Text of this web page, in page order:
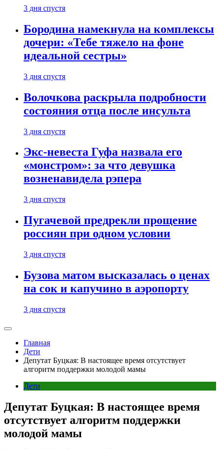
3 дня спустя
Бородина намекнула на комплексы
дочери: «Тебе тяжело на фоне
идеальной сестры»
3 дня спустя
Волочкова раскрыла подробности
состояния отца после инсульта
3 дня спустя
Экс-невеста Гуфа назвала его
«монстром»: за что девушка
возненавидела рэпера
3 дня спустя
Пугачевой предрекли прощение
россиян при одном условии
3 дня спустя
Бузова матом высказалась о ценах
на сок и капучино в аэропорту
3 дня спустя
Главная
Дети
Депутат Буцкая: В настоящее время отсутствует
алгоритм поддержки молодой мамы
Дети
Депутат Буцкая: В настоящее время
отсутствует алгоритм поддержки
молодой мамы